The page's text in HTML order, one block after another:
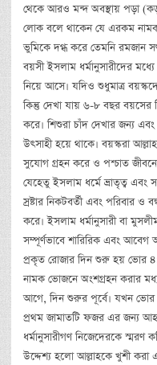
থেকে আরও মন্দ অবস্থায় পড়া
লোক বলে থাকেন যে এরকম
ভুমিকে দগ্ধ করে তেমনি রমজান
বয়সী ইসলাম ধর্মানুসারীদের
নিয়ে আসে। যদিও শুধুমাত্র
কিন্তু দেখা যায় ৬-৮ বছর বয়সের
করে। শিশুরা চাঁদ দেখার জন্য
উৎসাহী হয়ে থাকে। বয়স্করা
সুযোগ গ্রহন করে ও পশ্চাত
যেহেতু ইসলাম ধর্মে ভ্রাতৃত্ব
স্রষ্টার নিকটবর্তী এবং পরিবার ও
করে। ইসলাম ধর্মানুসারী বা
সম্পূর্ণভাবে শারিরিক এবং
প্রকৃত রোজার দিন শুরু হয় ভোর
নামক ভোজনে অংশগ্রহন করার
আগে, দিন শুরুর পূর্বে। যখন ভোর
প্রথম জামাতটি ফজর এর জন্য
ধর্মানুসারীগণ নিজেদেরকে স্মরণ
উদ্দেশ্য হলো আল্লাহকে খুশী করা